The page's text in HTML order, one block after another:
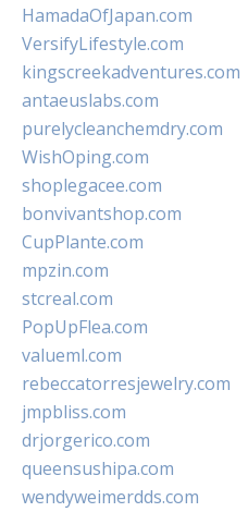
HamadaOfJapan.com
VersifyLifestyle.com
kingscreekadventures.com
antaeuslabs.com
purelycleanchemdry.com
WishOping.com
shoplegacee.com
bonvivantshop.com
CupPlante.com
mpzin.com
stcreal.com
PopUpFlea.com
valueml.com
rebeccatorresjewelry.com
jmpbliss.com
drjorgerico.com
queensushipa.com
wendyweimerdds.com